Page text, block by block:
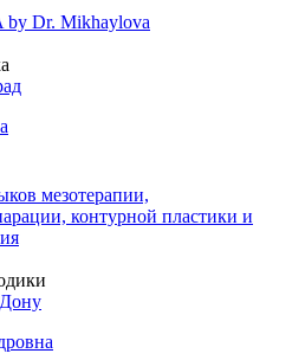
by Dr. Mikhaylova
мезотерапии,
контурной пластики и